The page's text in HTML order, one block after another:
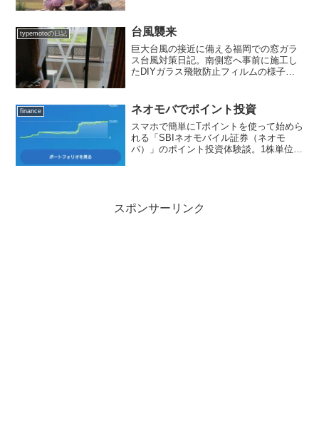
年前のスカイラインで行った家族5人の無
謀で楽しかった初めての四国車中泊旅行
を網羅。
typemotoの日記 台風襲来
巨大台風の接近に備える福岡での窓ガラ
ス台風対策日記。南側窓へ事前に施工し
たDIYガラス飛散防止フィルムの様子
て補強した手順を解説。ベランダ荷物の
片付けから、実家が被災しフロントガラ
スが割れた平成3年台風19号（りんご台
風）の恐怖の教訓までを綴ります。
finance ネオモバでポイント投資
スマホで簡単にTポイントを使って始めら
れる「SBIネオモバイル証券（ネオモ
バ）」のポイント投資体験談。1株単位か
します！
スポンサーリンク